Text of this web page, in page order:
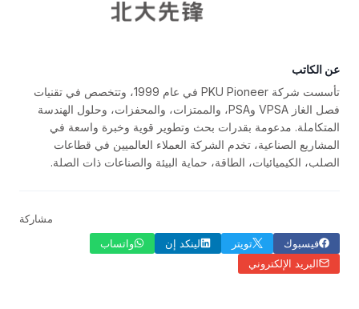
عن الكاتب
تأسست شركة PKU Pioneer في عام 1999، وتتخصص في تقنيات
فصل الغاز VPSA وPSA، والممتزات، والمحفزات، وحلول الهندسة
المتكاملة. مدعومة بقدرات بحث وتطوير قوية وخبرة واسعة في
المشاريع الصناعية، تخدم الشركة العملاء العالميين في قطاعات
الصلب، الكيميائيات، الطاقة، حماية البيئة والصناعات ذات الصلة.
مشاركة
فيسبوك
تويتر لينكد إن
واتساب
البريد الإلكتروني